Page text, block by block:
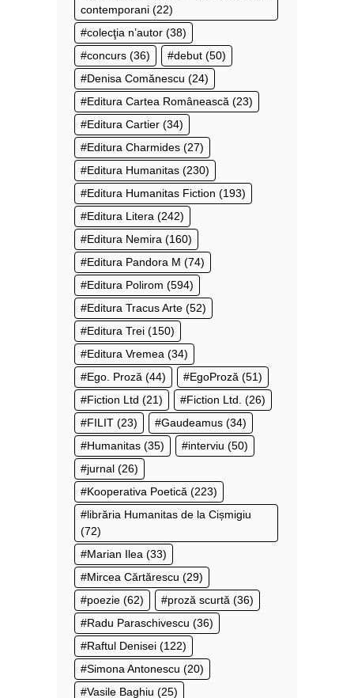
contemporani (22)
colecţia n’autor (38)
concurs (36) debut (50)
Denisa Comănescu (24)
Editura Cartea Românească (23)
Editura Cartier (34)
Editura Charmides (27)
Editura Humanitas (230)
Editura Humanitas Fiction (193)
Editura Litera (242)
Editura Nemira (160)
Editura Pandora M (74)
Editura Polirom (594)
Editura Tracus Arte (52)
Editura Trei (150)
Editura Vremea (34)
Ego. Proză (44) EgoProză (51)
Fiction Ltd (21) Fiction Ltd. (26)
FILIT (23) Gaudeamus (34)
Humanitas (35) interviu (50)
jurnal (26)
Kooperativa Poetică (223)
librăria Humanitas de la Cișmigiu
(72)
Marian Ilea (33)
Mircea Cărtărescu (29)
poezie (62) proză scurtă (36)
Radu Paraschivescu (36)
Raftul Denisei (122)
Simona Antonescu (20)
Vasile Baghiu (25)